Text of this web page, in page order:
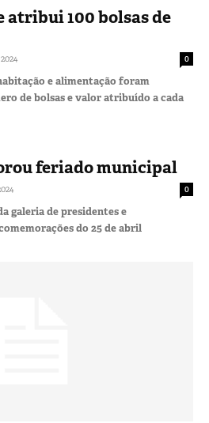
atribui 100 bolsas de
0
e alimentação foram
de bolsas e valor atribuído a cada
feriado municipal
0
galeria de presidentes e
do 25 de abril